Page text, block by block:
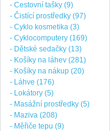
- Cestovní tašky (9)
- Čistící prostředky (97)
- Cyklo kosmetika (3)
- Cyklocomputery (169)
- Dětské sedačky (13)
- Košíky na láhev (281)
- Košíky na nákup (20)
- Láhve (176)
- Lokátory (5)
- Masážní prostředky (5)
- Maziva (208)
- Měřiče tepu (9)